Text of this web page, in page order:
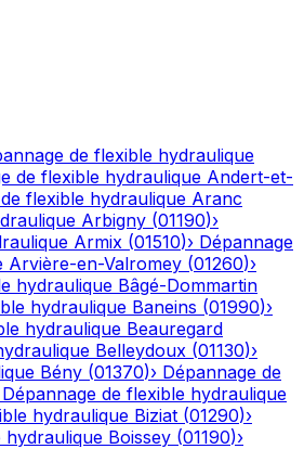
de flexible hydraulique
de flexible hydraulique Andert-et-
flexible hydraulique Aranc
Arbigny (01190)›
Armix (01510)› Dépannage
Arvière-en-Valromey (01260)›
hydraulique Bâgé-Dommartin
hydraulique Baneins (01990)›
hydraulique Beauregard
Belleydoux (01130)›
Bény (01370)› Dépannage de
Dépannage de flexible hydraulique
hydraulique Biziat (01290)›
hydraulique Boissey (01190)›